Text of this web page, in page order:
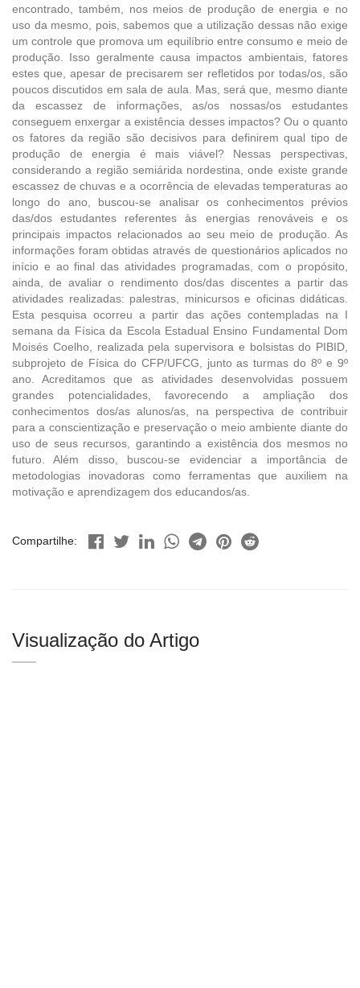
encontrado, também, nos meios de produção de energia e no
uso da mesmo, pois, sabemos que a utilização dessas não exige
um controle que promova um equilíbrio entre consumo e meio de
produção. Isso geralmente causa impactos ambientais, fatores
estes que, apesar de precisarem ser refletidos por todas/os, são
poucos discutidos em sala de aula. Mas, será que, mesmo diante
da escassez de informações, as/os nossas/os estudantes
conseguem enxergar a existência desses impactos? Ou o quanto
os fatores da região são decisivos para definirem qual tipo de
produção de energia é mais viável? Nessas perspectivas,
considerando a região semiárida nordestina, onde existe grande
escassez de chuvas e a ocorrência de elevadas temperaturas ao
longo do ano, buscou-se analisar os conhecimentos prévios
das/dos estudantes referentes às energias renováveis e os
principais impactos relacionados ao seu meio de produção. As
informações foram obtidas através de questionários aplicados no
início e ao final das atividades programadas, com o propósito,
ainda, de avaliar o rendimento dos/das discentes a partir das
atividades realizadas: palestras, minicursos e oficinas didáticas.
Esta pesquisa ocorreu a partir das ações contempladas na I
semana da Física da Escola Estadual Ensino Fundamental Dom
Moisés Coelho, realizada pela supervisora e bolsistas do PIBID,
subprojeto de Física do CFP/UFCG, junto as turmas do 8º e 9º
ano. Acreditamos que as atividades desenvolvidas possuem
grandes potencialidades, favorecendo a ampliação dos
conhecimentos dos/as alunos/as, na perspectiva de contribuir
para a conscientização e preservação o meio ambiente diante do
uso de seus recursos, garantindo a existência dos mesmos no
futuro. Além disso, buscou-se evidenciar a importância de
metodologias inovadoras como ferramentas que auxiliem na
motivação e aprendizagem dos educandos/as.
Compartilhe:
Visualização do Artigo